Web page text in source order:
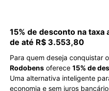
15% de desconto na
de até R$ 3.553,80
Para quem deseja conquistar
Rodobens oferece 15% de
Uma alternativa inteligente
economia e sem juros